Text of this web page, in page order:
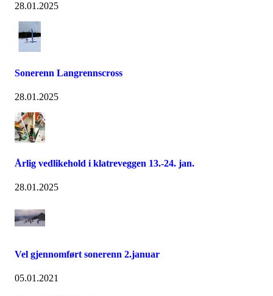
28.01.2025
Sonerenn Langrennscross
28.01.2025
Årlig vedlikehold i klatreveggen 13.-24. jan.
28.01.2025
Vel gjennomført sonerenn 2.januar
05.01.2021